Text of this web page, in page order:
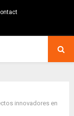
innovadores en